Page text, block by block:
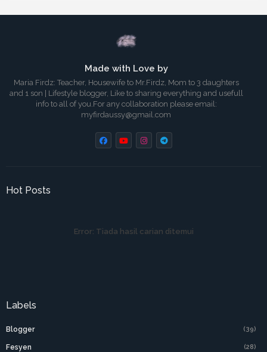
Made with Love by
Maria Firdz: Teacher, Housewife to Mr.Firdz, Mom to 3 daughters
and 1 son | Lifestyle blogger, Like to sharing everything and usefull
info to all of you.For any collaboration please email:
myfirdaussy@gmail.com
Hot Posts
Error: Tiada hasil carian ditemui
Labels
Blogger (39)
Fesyen (28)